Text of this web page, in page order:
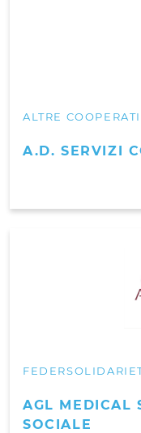
ALTRE
A.D. SERVIZI
AGL MEDICAL
SOCIALE